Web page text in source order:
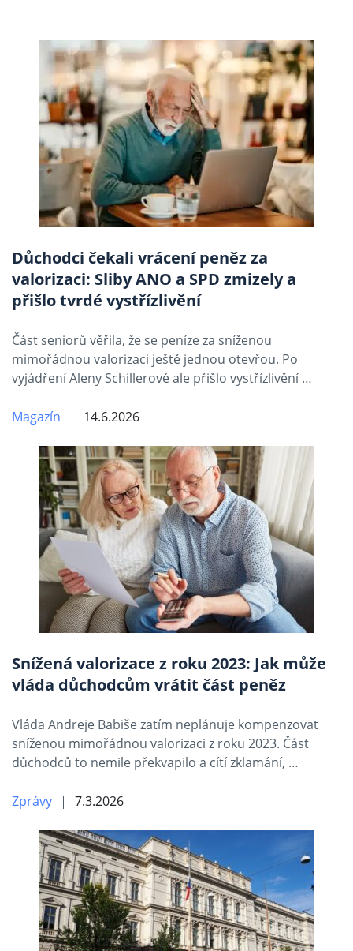
Důchodci čekali vrácení peněz za
valorizaci: Sliby ANO a SPD zmizely a
přišlo tvrdé vystřízlivění
Část seniorů věřila, že se peníze za sníženou
mimořádnou valorizaci ještě jednou otevřou. Po
vyjádření Aleny Schillerové ale přišlo vystřízlivění …
Magazín 14.6.2026
Snížená valorizace z roku 2023: Jak může
vláda důchodcům vrátit část peněz
Vláda Andreje Babiše zatím neplánuje kompenzovat
sníženou mimořádnou valorizaci z roku 2023. Část
důchodců to nemile překvapilo a cítí zklamání, …
Zprávy 7.3.2026